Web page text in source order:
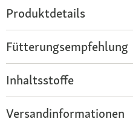
Produktdetails
Fütterungsempfehlung
Inhaltsstoffe
Versandinformationen